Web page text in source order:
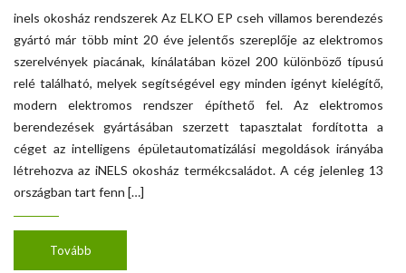
inels okosház rendszerek Az ELKO EP cseh villamos berendezés
gyártó már több mint 20 éve jelentős szereplője az elektromos
szerelvények piacának, kínálatában közel 200 különböző típusú
relé található, melyek segítségével egy minden igényt kielégítő,
modern elektromos rendszer építhető fel. Az elektromos
berendezések gyártásában szerzett tapasztalat fordította a
céget az intelligens épületautomatizálási megoldások irányába
létrehozva az iNELS okosház termékcsaládot. A cég jelenleg 13
országban tart fenn […]
Tovább